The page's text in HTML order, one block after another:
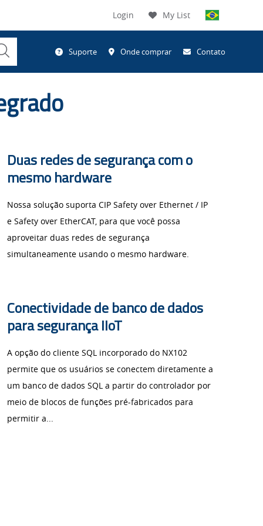
Login My List
Submit
Search Suporte Onde comprar Contato
Duas redes de segurança com o
mesmo hardware
Nossa solução suporta CIP Safety over Ethernet / IP
e Safety over EtherCAT, para que você possa
aproveitar duas redes de segurança
simultaneamente usando o mesmo hardware.
Conectividade de banco de dados
para segurança IIoT
A opção do cliente SQL incorporado do NX102
permite que os usuários se conectem diretamente a
um banco de dados SQL a partir do controlador por
meio de blocos de funções pré-fabricados para
permitir a...